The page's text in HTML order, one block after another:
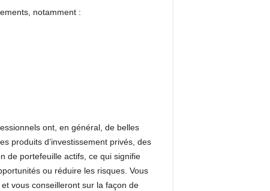
notamment :
ont, en général, de belles
produits d’investissement privés, des
de portefeuille actifs, ce qui signifie
ou réduire les risques. Vous
vous conseilleront sur la façon de